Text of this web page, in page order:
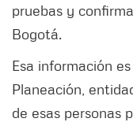
pruebas y
Bogotá.
Esa información
Planeación,
de esas personas